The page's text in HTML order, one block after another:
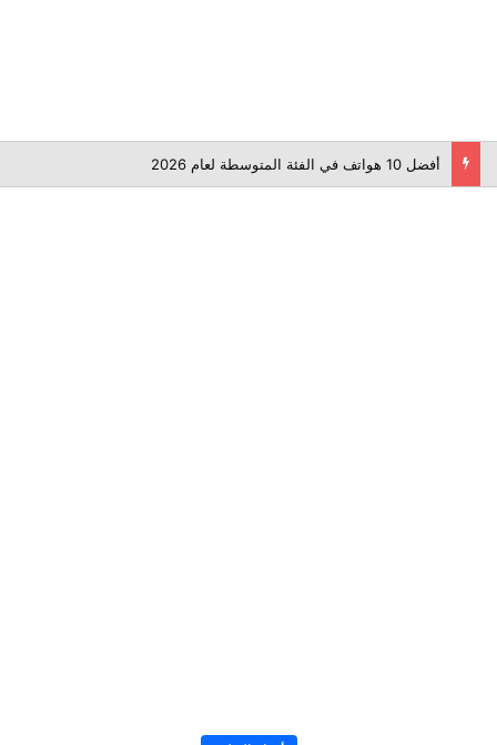
أفضل 10 هواتف في الفئة المتوسطة لعام 2026